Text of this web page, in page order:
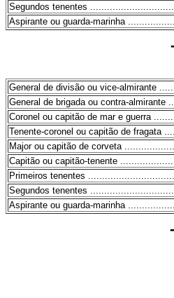
Segundos tenentes
Aspirante ou guarda-marinha
General de divisão ou vice-almirante
General de brigada ou contra-
Coronel ou capitão de mar e guerra
Tenente-coronel ou capitão de
Major ou capitão de corveta
Capitão ou capitão-tenente
Primeiros tenentes
Segundos tenentes
Aspirante ou guarda-marinha